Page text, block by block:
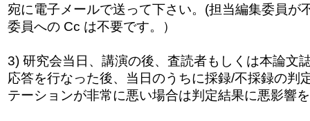
宛に電子メールで送って下さい。(担当編集委員が
委員への Cc は不要です。）
3) 研究会当日、講演の後、査読者もしくは本論文
応答を行なった後、当日のうちに採録/不採録の判
テーションが非常に悪い場合は判定結果に悪影響